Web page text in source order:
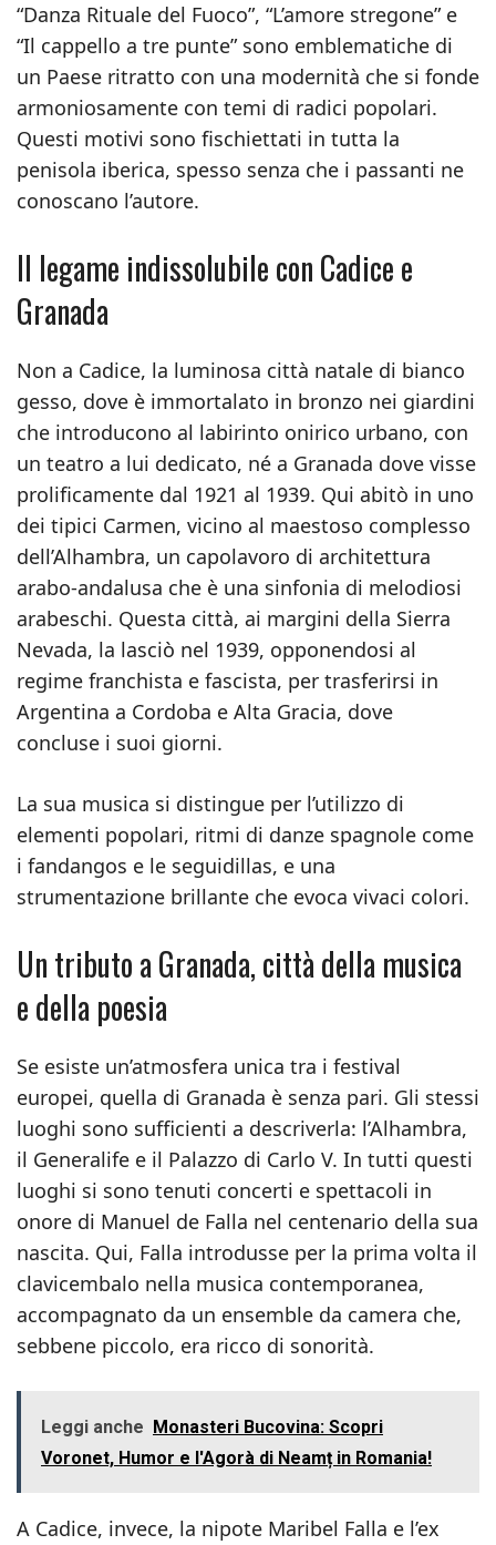
“Danza Rituale del Fuoco”, “L’amore stregone” e
“Il cappello a tre punte” sono emblematiche di
un Paese ritratto con una modernità che si fonde
armoniosamente con temi di radici popolari.
Questi motivi sono fischiettati in tutta la
penisola iberica, spesso senza che i passanti ne
conoscano l’autore.
Il legame indissolubile con Cadice e
Granada
Non a Cadice, la luminosa città natale di bianco
gesso, dove è immortalato in bronzo nei giardini
che introducono al labirinto onirico urbano, con
un teatro a lui dedicato, né a Granada dove visse
prolificamente dal 1921 al 1939. Qui abitò in uno
dei tipici Carmen, vicino al maestoso complesso
dell’Alhambra, un capolavoro di architettura
arabo-andalusa che è una sinfonia di melodiosi
arabeschi. Questa città, ai margini della Sierra
Nevada, la lasciò nel 1939, opponendosi al
regime franchista e fascista, per trasferirsi in
Argentina a Cordoba e Alta Gracia, dove
concluse i suoi giorni.
La sua musica si distingue per l’utilizzo di
elementi popolari, ritmi di danze spagnole come
i fandangos e le seguidillas, e una
strumentazione brillante che evoca vivaci colori.
Un tributo a Granada, città della musica
e della poesia
Se esiste un’atmosfera unica tra i festival
europei, quella di Granada è senza pari. Gli stessi
luoghi sono sufficienti a descriverla: l’Alhambra,
il Generalife e il Palazzo di Carlo V. In tutti questi
luoghi si sono tenuti concerti e spettacoli in
onore di Manuel de Falla nel centenario della sua
nascita. Qui, Falla introdusse per la prima volta il
clavicembalo nella musica contemporanea,
accompagnato da un ensemble da camera che,
sebbene piccolo, era ricco di sonorità.
Leggi anche Monasteri Bucovina: Scopri
Voronet, Humor e l'Agorà di Neamț in Romania!
A Cadice, invece, la nipote Maribel Falla e l’ex